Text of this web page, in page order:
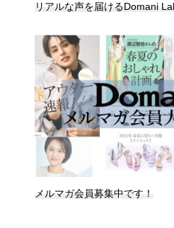
リアルな声を届けるDomani
メルマガ会員募集中です！